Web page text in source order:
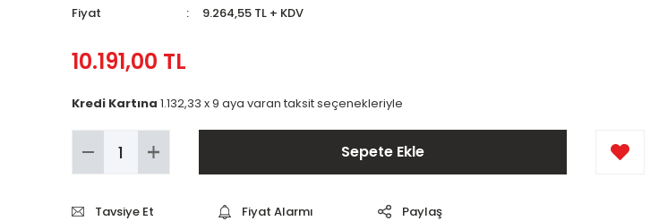
Fiyat
9.264,55 TL + KDV
10.191,00 TL
Kredi Kartına 1.132,33 x 9 aya varan taksit seçenekleriyle
Sepete Ekle
Tavsiye Et Fiyat Alarmı Paylaş